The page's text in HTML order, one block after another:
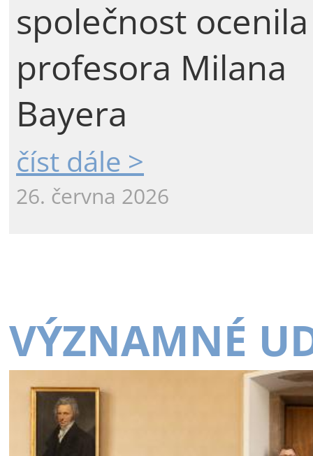
společnost ocenila
profesora Milana
Bayera
číst dále >
26. června 2026
VÝZNAMNÉ